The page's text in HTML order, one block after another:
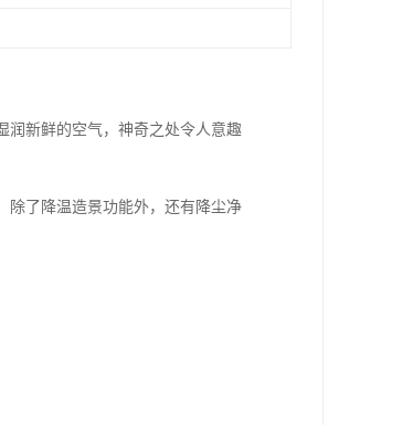
润新鲜的空气，神奇之处令人意趣
除了降温造景功能外，还有降尘净